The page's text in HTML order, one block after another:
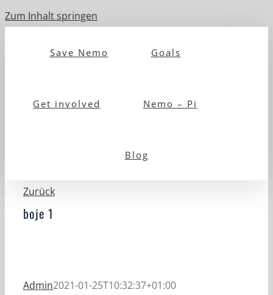
Zum Inhalt springen
Save Nemo Goals
Get involved Nemo – Pi
Blog
Zurück
boje 1
Admin2021-01-25T10:32:37+01:00